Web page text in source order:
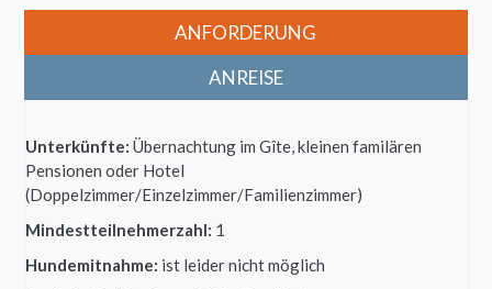
ANFORDERUNG
ANREISE
Unterkünfte: Übernachtung im Gîte, kleinen familären
Pensionen oder Hotel
(Doppelzimmer/Einzelzimmer/Familienzimmer)
Mindestteilnehmerzahl: 1
Hundemitnahme: ist leider nicht möglich